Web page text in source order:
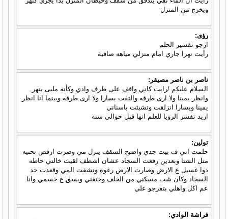
ويخرج من المنزل
رؤى:
ارجو تفسير الحلم
رأيت نهرا جاري امام منزلي مياهه صافية
ناصر بن ناصر مصيقر:
السلام عليكم /رايت كاني واقف على طرف وادي وكأنه مليى بنهر
وانظر يمينا ولا ارى طرفه والتفت يسارا ولا ارى طرفه وبينما انا انظر
يمينا ويسارا انزلقت وتشبثت باسناني
اريد تفسر الرويا للعلم انها قبل حوالي سنه
تولين:
حلمت اني ف بيت جدي واصبح السقف ينزل مي وصرت ارقص تحتيه
متل الشتا وبعدين رفعت السجاد عشان اشطف لقيت خالتي حاطه
دوا غسيل ع الارض وصارت الارض رغوه ونشفت المي وقعدت حد
السجاد وكان شب مسكني من الخلف وخنقني وبسق ع جسمي وانا
عم اكل واهلي بتفرجو علي
فراشة الوادي: